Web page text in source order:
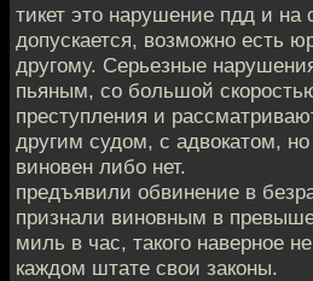
тикет это нарушение пдд и на
допускается, возможно есть
другому. Серьезные
пьяным, со большой
преступления и
другим судом, с адвокатом,
виновен либо нет.
предъявили обвинение в
признали виновным в
миль в час, такого наверное
каждом штате свои законы.